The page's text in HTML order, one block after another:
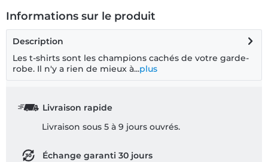
Informations sur le produit
Description
Les t-shirts sont les champions cachés de votre garde-
robe. Il n'y a rien de mieux à...plus
Livraison rapide
Livraison sous 5 à 9 jours ouvrés.
Échange garanti 30 jours